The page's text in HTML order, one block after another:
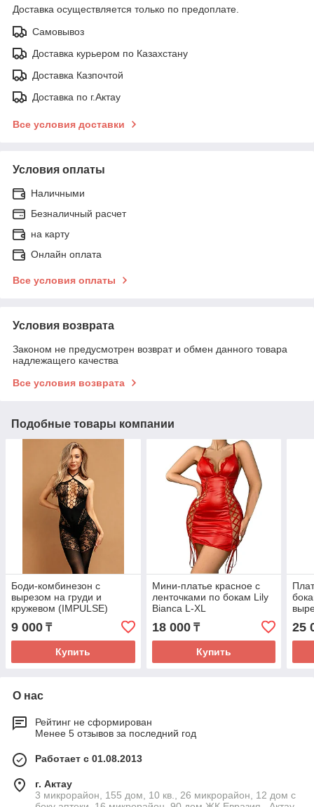
Доставка осуществляется только по предоплате.
Самовывоз
Доставка курьером по Казахстану
Доставка Казпочтой
Доставка по г.Актау
Все условия доставки
Условия оплаты
Наличными
Безналичный расчет
на карту
Онлайн оплата
Все условия оплаты
Условия возврата
Законом не предусмотрен возврат и обмен данного товара
надлежащего качества
Все условия возврата
Подобные товары компании
Боди-комбинезон с
вырезом на груди и
кружевом (IMPULSE)
06890S/XXL
9 000 ₸
Купить
Мини-платье красное с
ленточками по бокам Lily
Bianca L-XL
18 000₸
Купить
25
О нас
Рейтинг не сформирован
Менее 5 отзывов за последний год
Работает с 01.08.2013
г. Актау
3 микрорайон, 155 дом, 10 кв., 26 микрорайон, 12 дом с